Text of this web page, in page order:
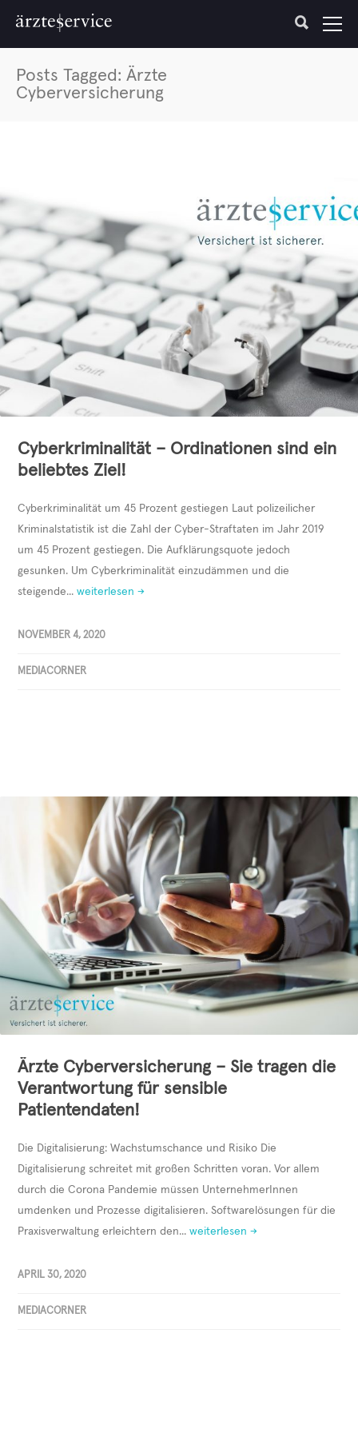
Posts Tagged: Ärzte
Cyberversicherung
Cyberkriminalität – Ordinationen sind ein
beliebtes Ziel!
Cyberkriminalität um 45 Prozent gestiegen Laut polizeilicher
Kriminalstatistik ist die Zahl der Cyber-Straftaten im Jahr 2019
um 45 Prozent gestiegen. Die Aufklärungsquote jedoch
gesunken. Um Cyberkriminalität einzudämmen und die
steigende...weiterlesen →
NOVEMBER 4, 2020
MEDIACORNER
Ärzte Cyberversicherung – Sie tragen die
Verantwortung für sensible
Patientendaten!
Die Digitalisierung: Wachstumschance und Risiko Die
Digitalisierung schreitet mit großen Schritten voran. Vor allem
durch die Corona Pandemie müssen UnternehmerInnen
umdenken und Prozesse digitalisieren. Softwarelösungen für die
Praxisverwaltung erleichtern den...weiterlesen →
APRIL 30, 2020
MEDIACORNER